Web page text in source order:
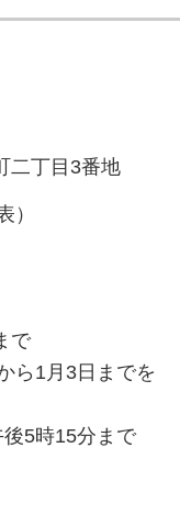
二丁目3番地
）
で
ら1月3日までを
5時15分まで